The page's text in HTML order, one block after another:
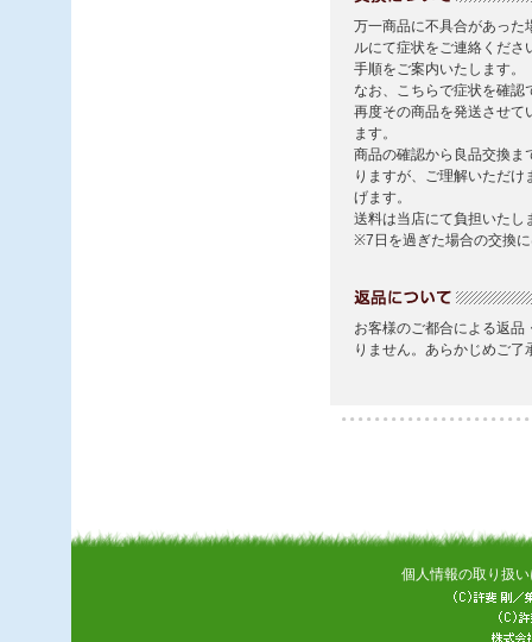
個人情報の取り扱